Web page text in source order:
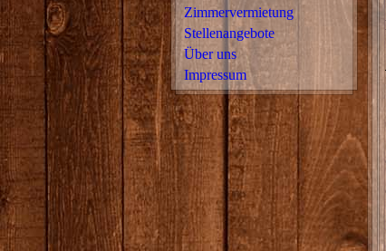
Zimmervermietung
Stellenangebote
Über uns
Impressum